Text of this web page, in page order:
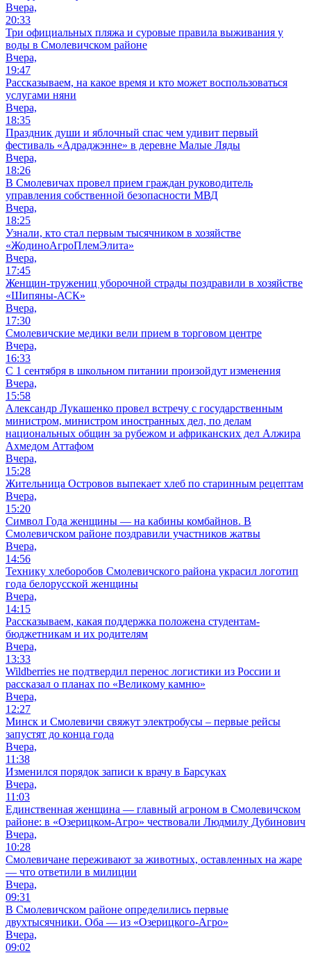
Вчера,
20:33
Три официальных пляжа и суровые правила выживания у
воды в Смолевичском районе
Вчера,
19:47
Рассказываем, на какое время и кто может воспользоваться
услугами няни
Вчера,
18:35
Праздник души и яблочный спас чем удивит первый
фестиваль «Адраджэнне» в деревне Малые Ляды
Вчера,
18:26
В Смолевичах провел прием граждан руководитель
управления собственной безопасности МВД
Вчера,
18:25
Узнали, кто стал первым тысячником в хозяйстве
«ЖодиноАгроПлемЭлита»
Вчера,
17:45
Женщин-тружениц уборочной страды поздравили в хозяйстве
«Шипяны-АСК»
Вчера,
17:30
Смолевичские медики вели прием в торговом центре
Вчера,
16:33
С 1 сентября в школьном питании произойдут изменения
Вчера,
15:58
Александр Лукашенко провел встречу с государственным
министром, министром иностранных дел, по делам
национальных общин за рубежом и африканских дел Алжира
Ахмедом Аттафом
Вчера,
15:28
Жительница Островов выпекает хлеб по старинным рецептам
Вчера,
15:20
Символ Года женщины — на кабины комбайнов. В
Смолевичском районе поздравили участников жатвы
Вчера,
14:56
Технику хлеборобов Смолевичского района украсил логотип
года белорусской женщины
Вчера,
14:15
Рассказываем, какая поддержка положена студентам-
бюджетникам и их родителям
Вчера,
13:33
Wildberries не подтвердил перенос логистики из России и
рассказал о планах по «Великому камню»
Вчера,
12:27
Минск и Смолевичи свяжут электробусы – первые рейсы
запустят до конца года
Вчера,
11:38
Изменился порядок записи к врачу в Барсуках
Вчера,
11:03
Единственная женщина — главный агроном в Смолевичском
районе: в «Озерицком-Агро» чествовали Людмилу Дубинович
Вчера,
10:28
Смолевичане переживают за животных, оставленных на жаре
— что ответили в милиции
Вчера,
09:31
В Смолевичском районе определились первые
двухтысячники. Оба — из «Озерицкого-Агро»
Вчера,
09:02